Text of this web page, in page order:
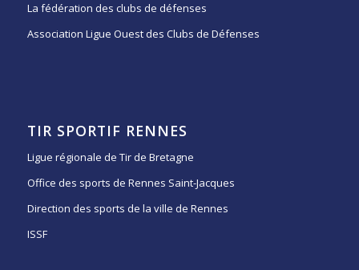
La fédération des clubs de défenses
Association Ligue Ouest des Clubs de Défenses
TIR SPORTIF RENNES
Ligue régionale de Tir de Bretagne
Office des sports de Rennes Saint-Jacques
Direction des sports de la ville de Rennes
ISSF